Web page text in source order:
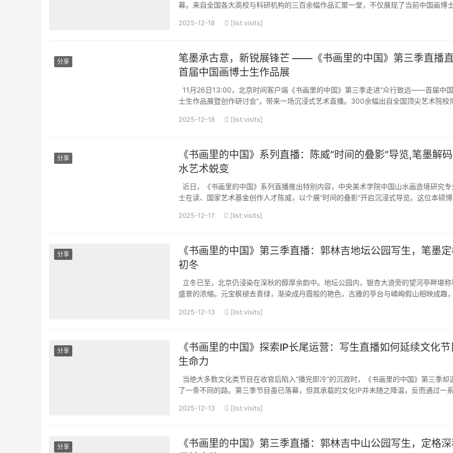
幕。来自全国各大高校与科研机构的三百余幅作品汇聚一堂，不仅展现了当前中国画博
验”这一核心议题。展览作品虽题材、风格各异，却共同勾勒...
2025-12-18 [list:visits]
分享
笔墨承古意，新锐展锋芒 ——《书画里的中国》第三季直播
首届中国画博士生作品展
11月26日13:00，北京时间客户端《书画里的中国》第三季走进“众行致远——首届中
士生作品展暨创作研讨会”，带来一场沉浸式艺术直播。300余幅出自全国顶尖艺术院校
国画新生代扎实的艺术功底，更呈现了他们对传统艺术的敬畏之...
2025-12-18 [list:visits]
分享
《书画里的中国》系列直播：陈威“时间的叠影”导览,笔墨解
水艺术蜕变
近日，《书画里的中国》系列直播推出特别内容，中央美术学院中国山水画造境研究专
士在读、国家艺术基金创作人才陈威，以个展“时间的叠影”开启沉浸式导览。这位本硕博
藏。直播中，他既解析园林、瀑布、雪山三大系列创作，又现场...
2025-12-17 [list:visits]
分享
《书画里的中国》第三季直播：郭林吉地坛公园写生，笔墨
初冬
立冬已至，北京仍浸染在深秋的醇厚余韵中。地坛公园内，银杏大道旁的望河亭畔堪称
盛景的浓缩。元宝枫褪去青绿，渐染成丹霞般的艳色，古雅的亭台与嶙峋假山相映成趣
携笔墨赴约，以沉浸式写生定格自然景致与人文底蕴的交融之美...
2025-12-13 [list:visits]
分享
《书画里的中国》探索IP长尾运营：写生直播如何延续文化节
生命力
当绝大多数文化类节目在收官后陷入“播完即冷”的沉寂时，《书画里的中国》第三季却
了一条不同的路。第三季节目虽已落幕，但其承载的文化IP并未随之降温，反而通过一
度”到“长期IP影响力”的转化。这一实践，不仅为文化IP...
2025-12-13 [list:visits]
分享
《书画里的中国》第三季直播：郭林吉中山公园写生，定格